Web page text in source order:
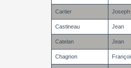
Cartier
Castineau Jean
Catelan Jean
Chagnon